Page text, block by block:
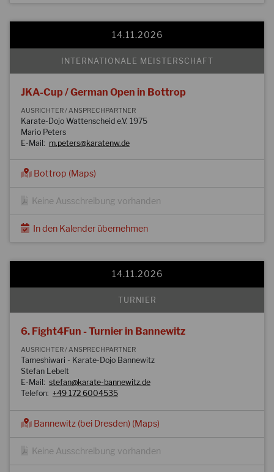
14.11.2026
INTERNATIONALE MEISTERSCHAFT
JKA-Cup / German Open in Bottrop
AUSRICHTER / ANSPRECHPARTNER
Karate-Dojo Wattenscheid e.V. 1975
Mario Peters
E-Mail: m.peters@karatenw.de
Bottrop (Maps)
Keine Ausschreibung vorhanden
In den Kalender übernehmen
14.11.2026
TURNIER
6. Fight4Fun - Turnier in Bannewitz
AUSRICHTER / ANSPRECHPARTNER
Tameshiwari - Karate-Dojo Bannewitz
Stefan Lebelt
E-Mail: stefan@karate-bannewitz.de
Telefon: +49 172 6004535
Bannewitz (bei Dresden) (Maps)
Keine Ausschreibung vorhanden